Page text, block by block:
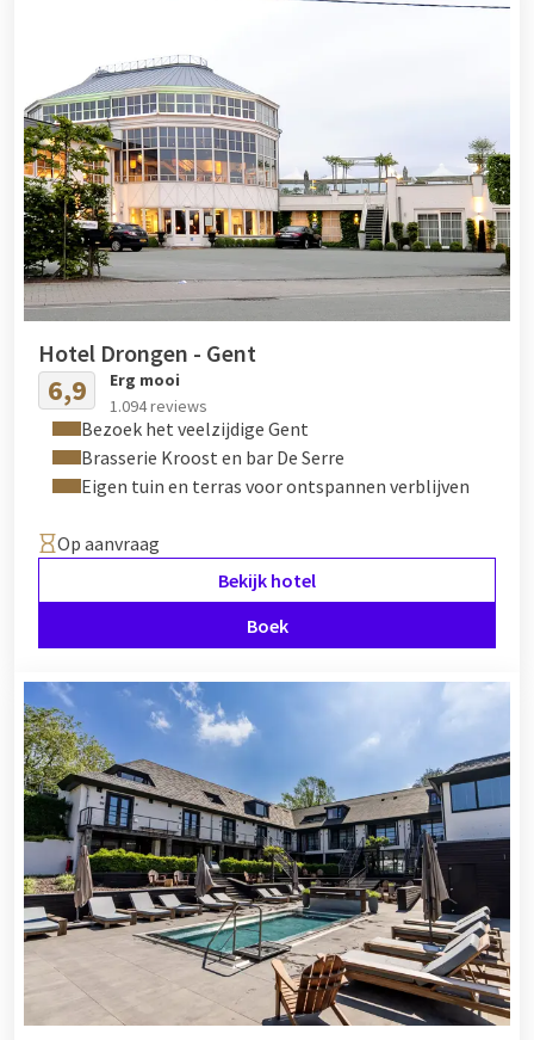
Hotel Drongen - Gent
6,9
Erg mooi
1.094 reviews
Bezoek het veelzijdige Gent
Brasserie Kroost en bar De Serre
Eigen tuin en terras voor ontspannen verblijven
Op aanvraag
Bekijk hotel
Boek